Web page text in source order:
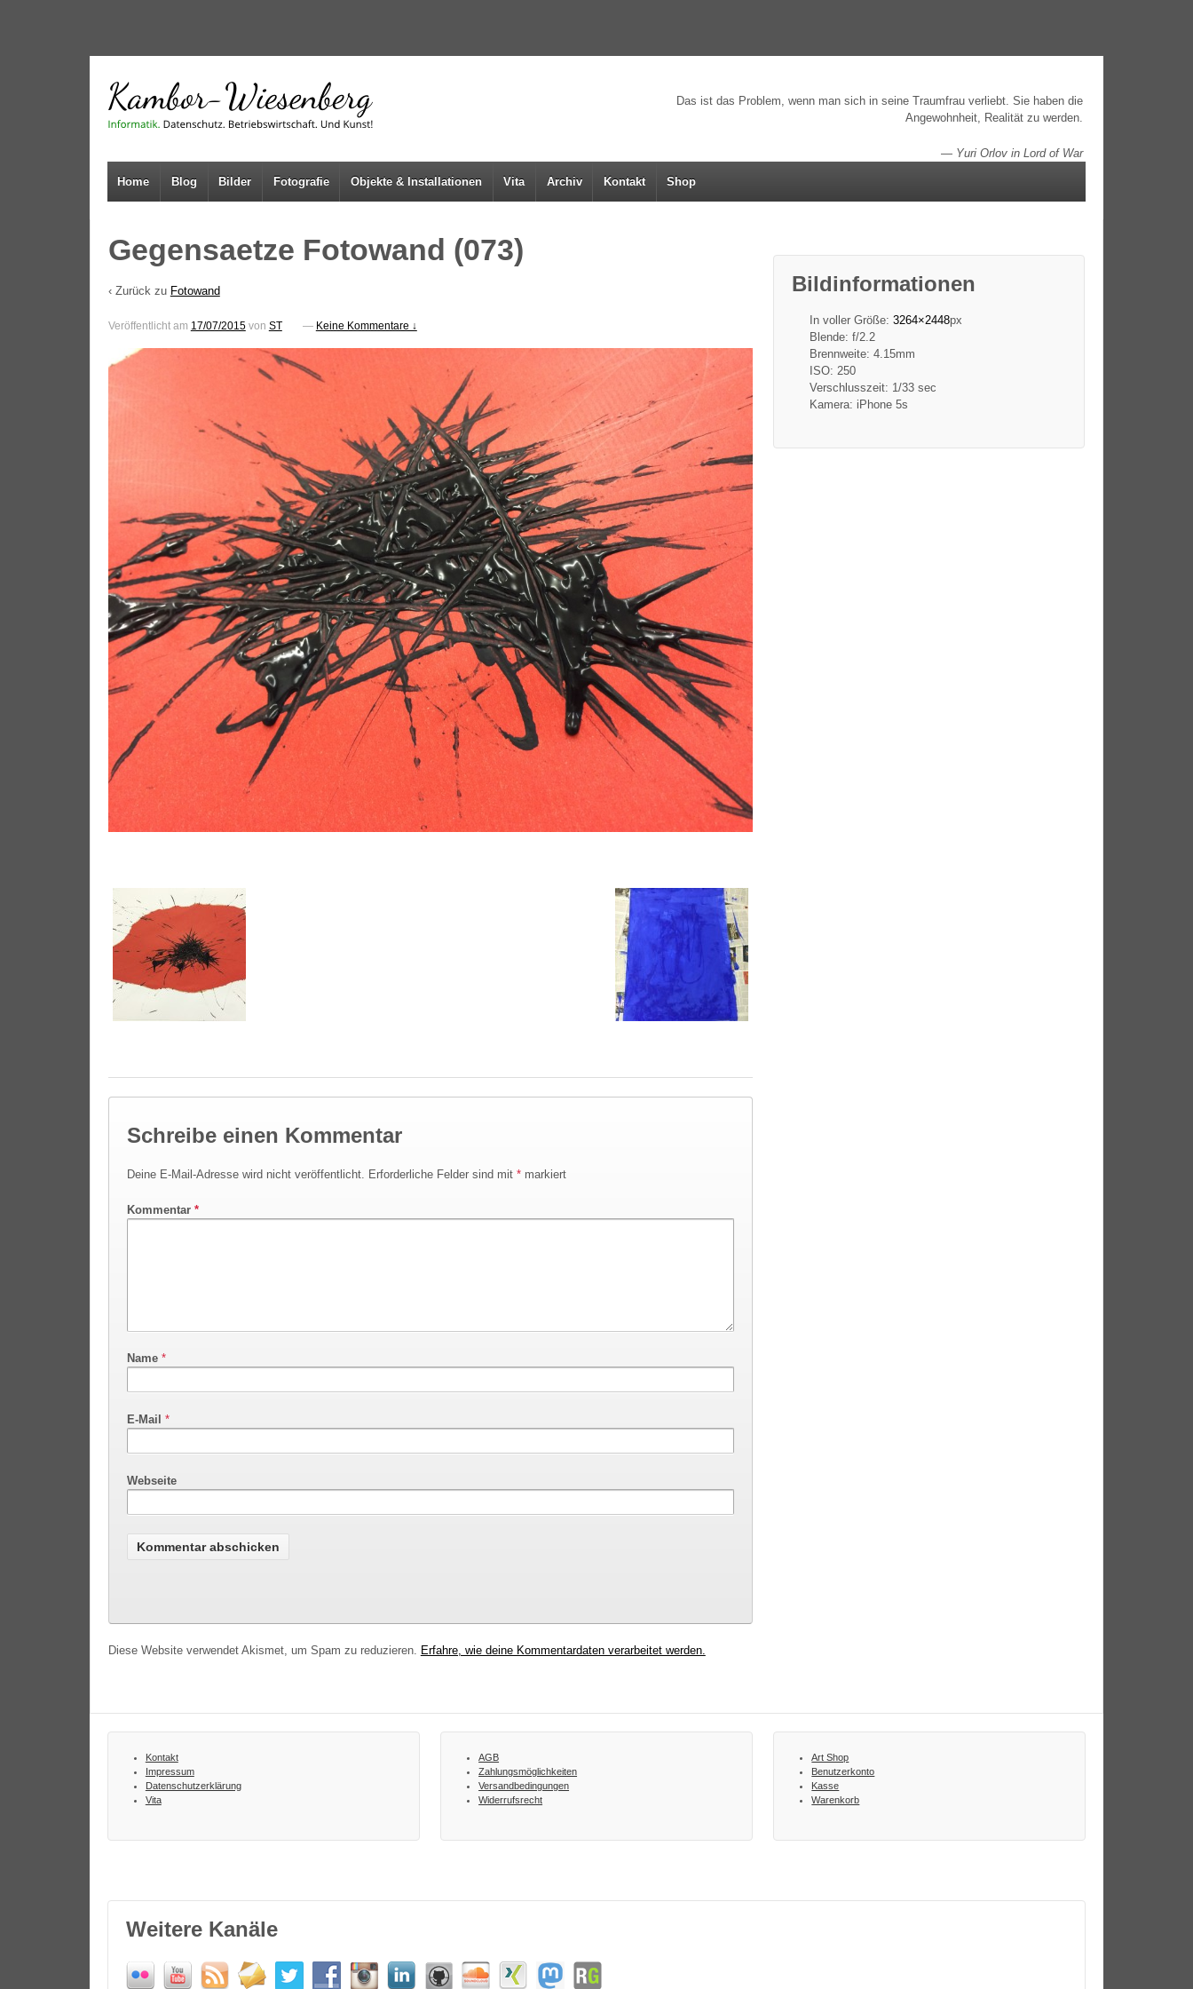
↓
MAIN
CONTENT
Das ist das Problem, wenn man sich in seine Traumfrau verliebt. Sie haben die
Angewohnheit, Realität zu werden.
— Yuri Orlov in Lord of War
Home Blog Bilder Fotografie Objekte & Installationen Vita Archiv Kontakt Shop
Gegensaetze Fotowand (073)
‹ Zurück zu Fotowand
Veröffentlicht am 17/07/2015von ST — Keine Kommentare ↓
Schreibe einen Kommentar
Deine E-Mail-Adresse wird nicht veröffentlicht. Erforderliche Felder sind mit *markiert
Kommentar *
Name *
E-Mail *
Webseite
Diese Website verwendet Akismet, um Spam zu reduzieren. Erfahre, wie deine Kommentardaten verarbeitet werden.
Bildinformationen
In voller Größe: 3264×2448px
Blende: f/2.2
Brennweite: 4.15mm
ISO: 250
Verschlusszeit: 1/33 sec
Kamera: iPhone 5s
Kontakt
Impressum
Datenschutzerklärung
Vita
AGB
Zahlungsmöglichkeiten
Versandbedingungen
Widerrufsrecht
Art Shop
Benutzerkonto
Kasse
Warenkorb
Weitere Kanäle